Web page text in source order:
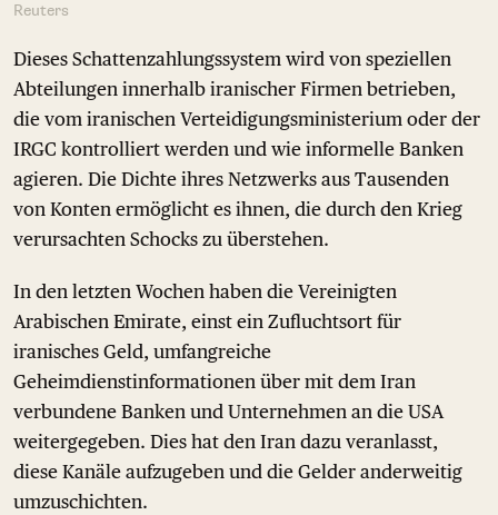
Reuters
Dieses Schattenzahlungssystem wird von speziellen
Abteilungen innerhalb iranischer Firmen betrieben,
die vom iranischen Verteidigungsministerium oder der
IRGC kontrolliert werden und wie informelle Banken
agieren. Die Dichte ihres Netzwerks aus Tausenden
von Konten ermöglicht es ihnen, die durch den Krieg
verursachten Schocks zu überstehen.
In den letzten Wochen haben die Vereinigten
Arabischen Emirate, einst ein Zufluchtsort für
iranisches Geld, umfangreiche
Geheimdienstinformationen über mit dem Iran
verbundene Banken und Unternehmen an die USA
weitergegeben. Dies hat den Iran dazu veranlasst,
diese Kanäle aufzugeben und die Gelder anderweitig
umzuschichten.